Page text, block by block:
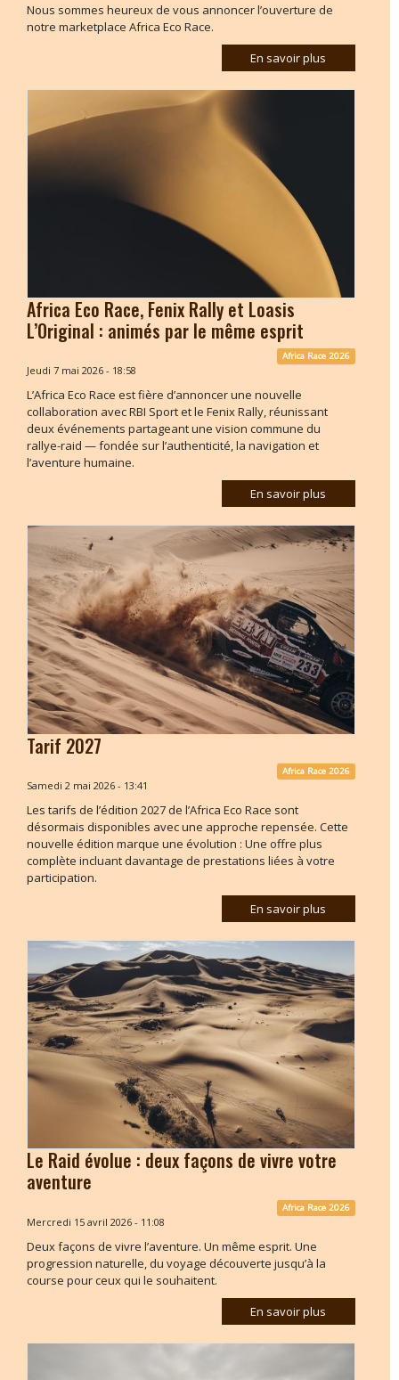
Nous sommes heureux de vous annoncer l’ouverture de
notre marketplace Africa Eco Race.
En savoir plus
Africa Eco Race, Fenix Rally et Loasis
L’Original : animés par le même esprit
Africa Race 2026
Jeudi 7 mai 2026 - 18:58
L’Africa Eco Race est fière d’annoncer une nouvelle
collaboration avec RBI Sport et le Fenix Rally, réunissant
deux événements partageant une vision commune du
rallye-raid — fondée sur l’authenticité, la navigation et
l’aventure humaine.
En savoir plus
Tarif 2027
Africa Race 2026
Samedi 2 mai 2026 - 13:41
Les tarifs de l’édition 2027 de l’Africa Eco Race sont
désormais disponibles avec une approche repensée. Cette
nouvelle édition marque une évolution : Une offre plus
complète incluant davantage de prestations liées à votre
participation.
En savoir plus
Le Raid évolue : deux façons de vivre votre
aventure
Africa Race 2026
Mercredi 15 avril 2026 - 11:08
Deux façons de vivre l’aventure. Un même esprit. Une
progression naturelle, du voyage découverte jusqu’à la
course pour ceux qui le souhaitent.
En savoir plus